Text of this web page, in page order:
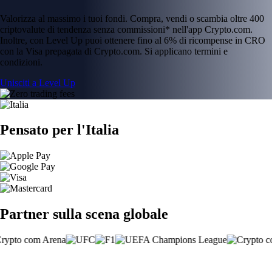
Valorizza al massimo i tuoi fondi. Compra, vendi o scambia oltre 400
criptovalute di tendenza senza commissioni* nell'app Crypto.com.
Inoltre, con Level Up puoi ottenere fino al 6% di ricompense in CRO
con la Visa prepagata di Crypto.com. Si applicano termini e
condizioni.
Unisciti a Level Up
Pensato per l'Italia
Partner sulla scena globale